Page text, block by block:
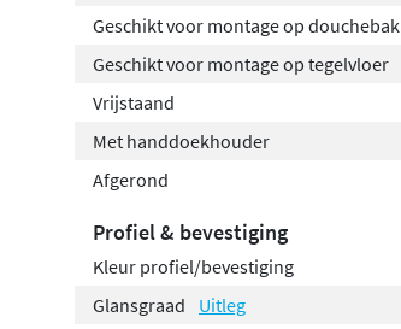
Geschikt voor montage op douchebak
Geschikt voor montage op tegelvloer
Vrijstaand
Met handdoekhouder
Afgerond
Profiel & bevestiging
Kleur profiel/bevestiging
Glansgraad
Uitleg